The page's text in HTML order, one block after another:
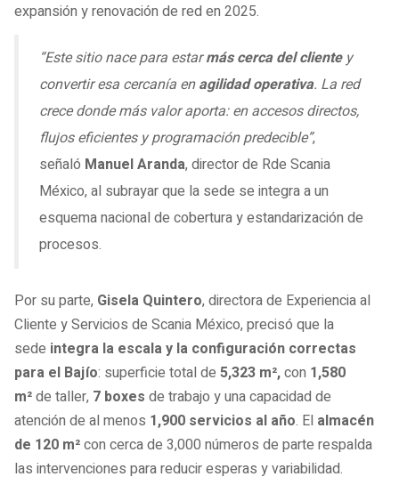
expansión y renovación de red en 2025.
“Este sitio nace para estarmás cerca del clientey
convertir esa cercanía enagilidad operativa. La red
crece donde más valor aporta: en accesos directos,
flujos eficientes y programación predecible”,
señaló Manuel Aranda, director de Rde Scania
México, al subrayar que la sede se integra a un
esquema nacional de cobertura y estandarización de
procesos.
Por su parte, Gisela Quintero, directora de Experiencia al
Cliente y Servicios de Scania México, precisó que la
sede integra la escala y la configuración correctas
para el Bajío: superficie total de 5,323 m²,con 1,580
m²de taller, 7 boxes de trabajo y una capacidad de
atención de al menos 1,900 servicios al año. El almacén
de 120 m²con cerca de 3,000 números de parte respalda
las intervenciones para reducir esperas y variabilidad.